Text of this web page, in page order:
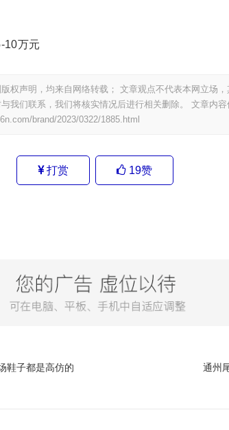
10万元
权声明，均来自网络转载； 文章观点不代表本网立场
我们联系，我们将核实情况后进行相关删除。 文章内
brand/2023/0322/1885.html
打赏 19赞
鞋子都是高仿的
通州